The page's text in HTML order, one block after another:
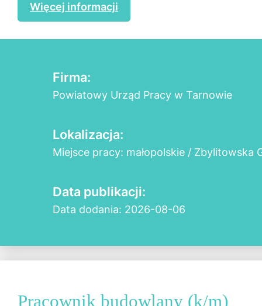
Więcej informacji
Firma:
Powiatowy Urząd Pracy w Tarnowie
Lokalizacja:
Miejsce pracy: małopolskie / Zbylitowska
Data publikacji:
Data dodania: 2026-08-06
Pracownik budowlany (k/m)